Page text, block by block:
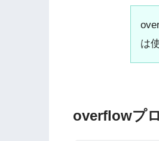
は
overflowプ